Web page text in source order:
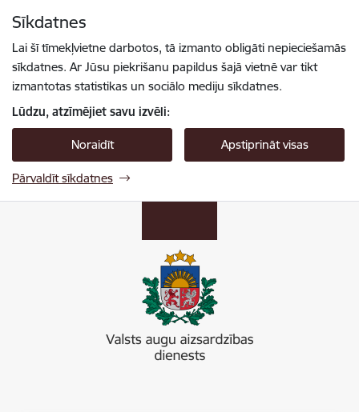
Sīkdatnes
Lai šī tīmekļvietne darbotos, tā izmanto obligāti nepieciešamās
sīkdatnes. Ar Jūsu piekrišanu papildus šajā vietnē var tikt
izmantotas statistikas un sociālo mediju sīkdatnes.
Lūdzu, atzīmējiet savu izvēli:
Noraidīt Apstiprināt visas
Pārvaldīt sīkdatnes